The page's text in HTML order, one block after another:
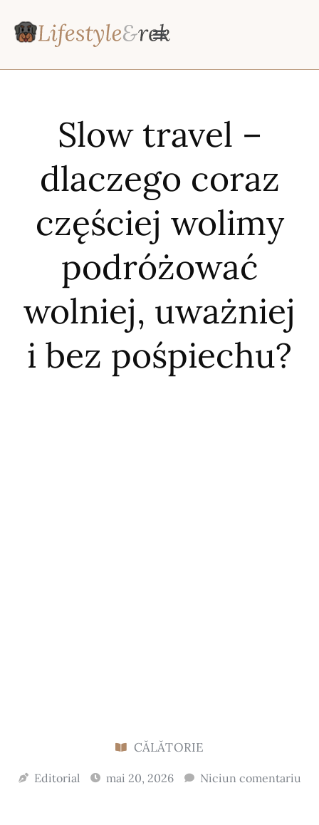
Slow travel –
dlaczego coraz
częściej wolimy
podróżować
wolniej, uważniej
i bez pośpiechu?
CĂLĂTORIE
Editorial mai 20, 2026 Niciun comentariu